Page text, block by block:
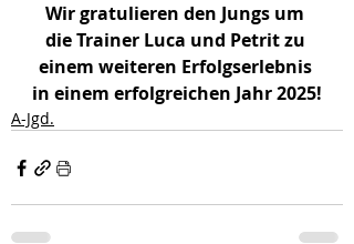
Wir gratulieren den Jungs um
die Trainer Luca und Petrit zu
einem weiteren Erfolgserlebnis
in einem erfolgreichen Jahr 2025!
A-Jgd.